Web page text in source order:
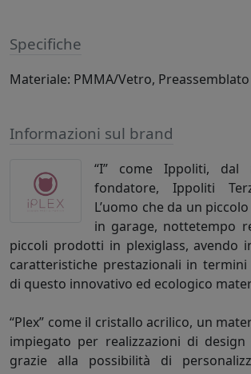
Specifiche
Materiale: PMMA/Vetro, Preassemblato
Informazioni sul brand
“I” come Ippoliti, dal
fondatore, Ippoliti
L’uomo che da un
in garage, nottetempo
piccoli prodotti in plexiglass, avendo
caratteristiche prestazionali in
di questo innovativo ed ecologico
“Plex” come il cristallo acrilico, un
impiegato per realizzazioni di design
grazie alla possibilità di